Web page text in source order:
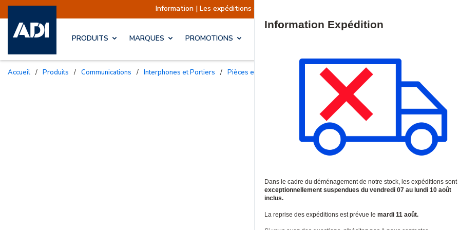
Information | Les expéditions sont actuellement suspendues Reprise
PRODUITS MARQUES PROMOTIONS
Accueil / Produits / Communications / Interphones et Portiers / Pièces et accessoires pour interphonie